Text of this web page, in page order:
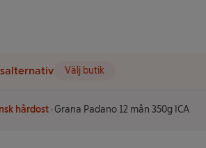
Välj butik
hårdost Grana Padano 12 mån 350g ICA